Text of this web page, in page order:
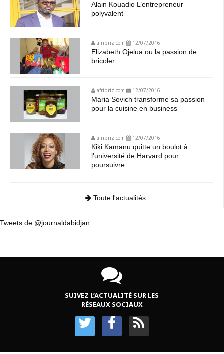
Alain Kouadio L’entrepreneur
polyvalent
afripriz.com 12/07/2016
Elizabeth Ojelua ou la passion de
bricoler
afripriz.com 12/07/2016
Maria Sovich transforme sa passion
pour la cuisine en business
afripriz.com 12/07/2016
Kiki Kamanu quitte un boulot à
l'université de Harvard pour
poursuivre...
Toute l'actualités
Tweets de @journaldabidjan
SUIVEZ L’ACTUALITÉ SUR LES
RÉSEAUX SOCIAUX